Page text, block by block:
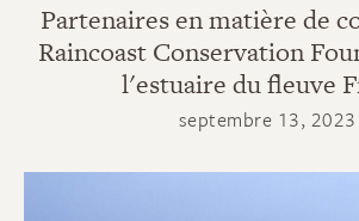
Partenaires en matière de
Raincoast Conservation
l'estuaire du fleuve
septembre 13, 2023